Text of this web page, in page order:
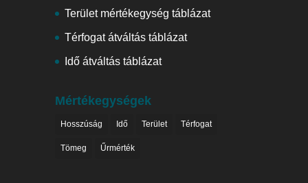
Terület mértékegység táblázat
Térfogat átváltás táblázat
Idő átváltás táblázat
Mértékegységek
Hosszúság Idő Terület Térfogat
Tömeg Űrmérték